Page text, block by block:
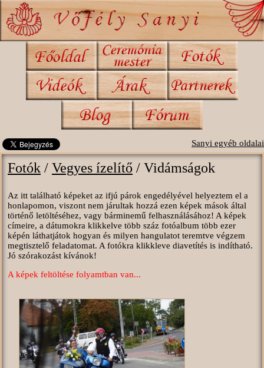
Sanyi egyéb oldalai
Fotók / Vegyes ízelítő / Vidámságok
Az itt található képeket az ifjú párok engedélyével helyeztem el a
honlapomon, viszont nem járultak hozzá ezen képek mások által
történő letöltéséhez, vagy bárminemű felhasználásához! A képek
címeire, a dátumokra klikkelve több száz fotóalbum több ezer
képén láthatjátok hogyan és milyen hangulatot teremtve végzem
megtisztelő feladatomat. A fotókra klikkleve diavetítés is indítható.
Jó szórakozást kívánok!
A képek feltöltése folyamtban van...